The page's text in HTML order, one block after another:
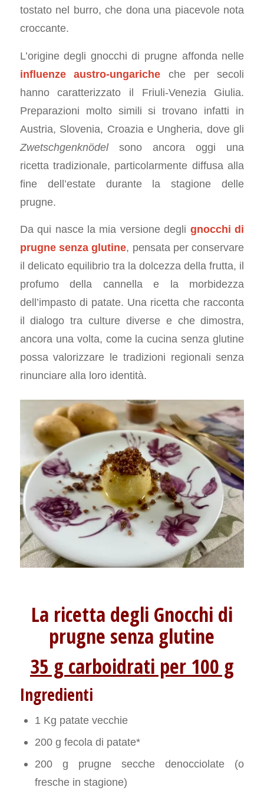
tostato nel burro, che dona una piacevole nota
croccante.
L’origine degli gnocchi di prugne affonda nelle
influenze austro-ungariche che per secoli
hanno caratterizzato il Friuli-Venezia Giulia.
Preparazioni molto simili si trovano infatti in
Austria, Slovenia, Croazia e Ungheria, dove gli
Zwetschgenknödelsono ancora oggi una
ricetta tradizionale, particolarmente diffusa alla
fine dell’estate durante la stagione delle
prugne.
Da qui nasce la mia versione degli gnocchi di
prugne senza glutine, pensata per conservare
il delicato equilibrio tra la dolcezza della frutta, il
profumo della cannella e la morbidezza
dell’impasto di patate. Una ricetta che racconta
il dialogo tra culture diverse e che dimostra,
ancora una volta, come la cucina senza glutine
possa valorizzare le tradizioni regionali senza
rinunciare alla loro identità.
La ricetta degli Gnocchi di
prugne senza glutine
35 g carboidrati per 100 g
Ingredienti
1 Kg patate vecchie
200 g fecola di patate*
200 g prugne secche denocciolate (o
fresche in stagione)